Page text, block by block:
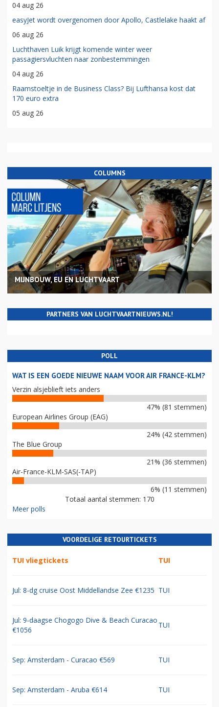
04 aug 26
easyJet wordt overgenomen door Apollo, Castlelake haakt af
06 aug 26
Luchthaven Luik krijgt komende winter weer
passagiersvluchten naar zonbestemmingen
04 aug 26
Raamstoeltje in de Business Class? Bij Lufthansa kost dat
170 euro extra
05 aug 26
COLUMNS
MIJNBOUW, EU EN LUCHTVAART
PARTNERS VAN LUCHTVAARTNIEUWS.NL!
POLL
WAT IS EEN GOEDE NIEUWE NAAM VOOR AIR FRANCE-KLM?
Verzin alsjeblieft iets anders
47% (81 stemmen)
European Airlines Group (EAG)
24% (42 stemmen)
The Blue Group
21% (36 stemmen)
Air-France-KLM-SAS(-TAP)
6% (11 stemmen)
Totaal aantal stemmen: 170
Meer polls
VOORDELIGE RETOURTICKETS
TUI vliegtickets TUI
Jul: 8-dg cruise Oost Middellandse Zee €1235 TUI
Jul: 9-daagse Chogogo Dive & Beach Curacao
€1056
TUI
Sep: Amsterdam - Curacao €569 TUI
Sep: Amsterdam - Aruba €614 TUI